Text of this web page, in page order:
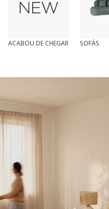
ACABOU DE CHEGAR SOFÁS